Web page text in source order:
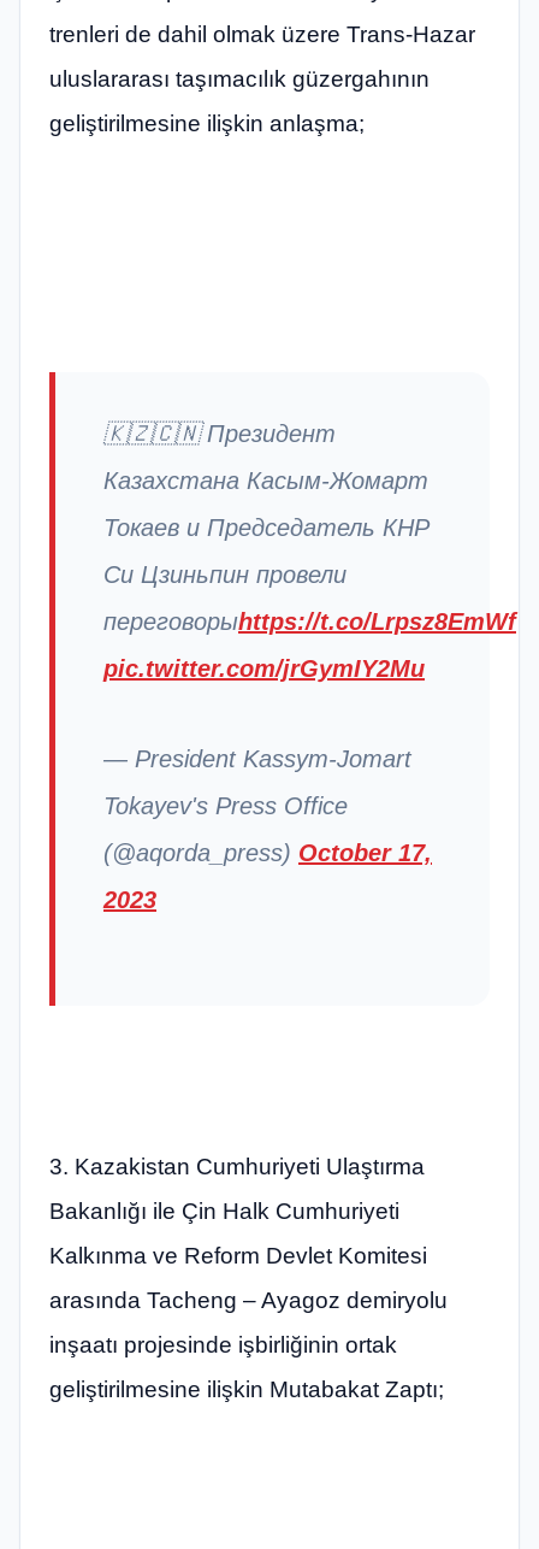
trenleri de dahil olmak üzere Trans-Hazar
uluslararası taşımacılık güzergahının
geliştirilmesine ilişkin anlaşma;
🇰🇿🇨🇳 Президент
Казахстана Касым-Жомарт
Токаев и Председатель КНР
Си Цзиньпин провели
переговорыhttps://t.co/Lrpsz8EmWf
pic.twitter.com/jrGymIY2Mu
— President Kassym-Jomart
Tokayev's Press Office
(@aqorda_press) October 17,
2023
3. Kazakistan Cumhuriyeti Ulaştırma
Bakanlığı ile Çin Halk Cumhuriyeti
Kalkınma ve Reform Devlet Komitesi
arasında Tacheng – Ayagoz demiryolu
inşaatı projesinde işbirliğinin ortak
geliştirilmesine ilişkin Mutabakat Zaptı;